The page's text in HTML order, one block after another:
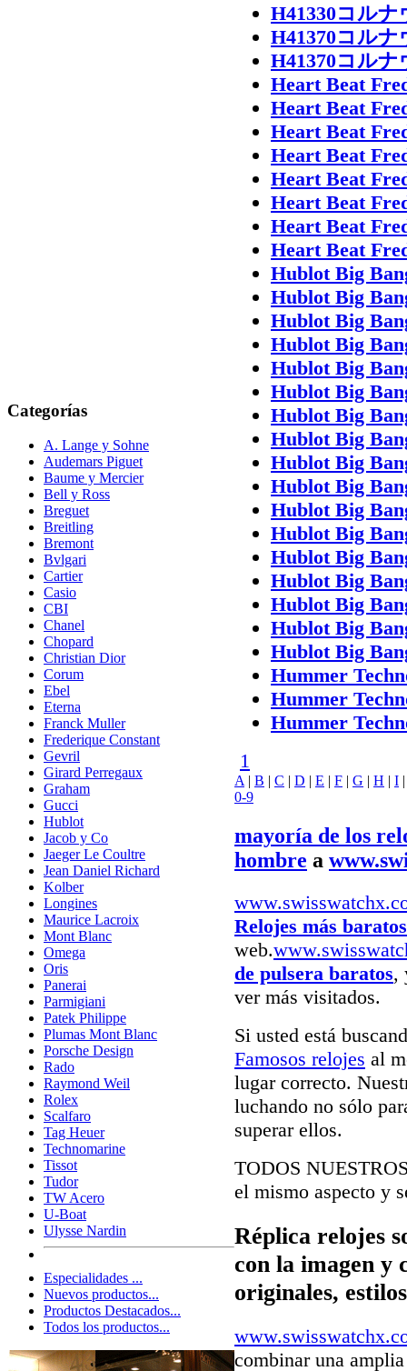
Categorías
A. Lange y Sohne
Audemars Piguet
Baume y Mercier
Bell y Ross
Breguet
Breitling
Bremont
Bvlgari
Cartier
Casio
CBI
Chanel
Chopard
Christian Dior
Corum
Ebel
Eterna
Franck Muller
Frederique Constant
Gevril
Girard Perregaux
Graham
Gucci
Hublot
Jacob y Co
Jaeger Le Coultre
Jean Daniel Richard
Kolber
Longines
Maurice Lacroix
Mont Blanc
Omega
Oris
Panerai
Parmigiani
Patek Philippe
Plumas Mont Blanc
Porsche Design
Rado
Raymond Weil
Rolex
Scalfaro
Tag Heuer
Technomarine
Tissot
Tudor
TW Acero
U-Boat
Ulysse Nardin
Especialidades ...
Nuevos productos...
Productos Destacados...
Todos los productos...
H41330コル
H41370コル
H41370コル
Heart Beat
Heart Beat
Heart Beat
Heart Beat
Heart Beat
Heart Beat
Heart Beat
Heart Beat
Hublot Big
Hublot Big
Hublot Big
Hublot Big
Hublot Big
Hublot Big
Hublot Big
Hublot Big
Hublot Big
Hublot Big
Hublot Big
Hublot Big
Hublot Big
Hublot Big
Hublot Big
Hublot Big
Hublot Big
Hummer
Hummer
Hummer
1
A | B | C | D | E | F | G | H | I
0-9
mayoría de los
hombre a
Relojes más baratos
web.
de pulsera baratos,
ver más visitados.
Si usted está
Famosos relojes al
lugar correcto.
luchando no sólo
superar ellos.
TODOS
el mismo aspecto y
Réplica relojes
con la imagen y
originales,
combinar una